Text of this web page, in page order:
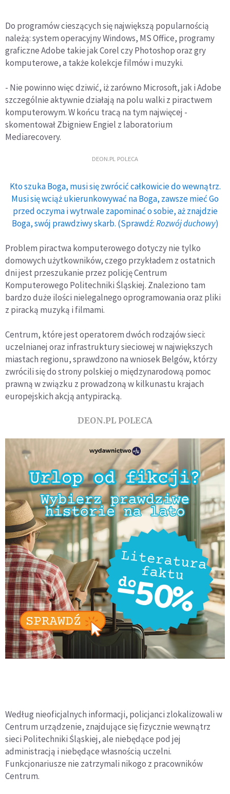
Do programów cieszących się największą popularnością
należą: system operacyjny Windows, MS Office, programy
graficzne Adobe takie jak Corel czy Photoshop oraz gry
komputerowe, a także kolekcje filmów i muzyki.
- Nie powinno więc dziwić, iż zarówno Microsoft, jak i Adobe
szczególnie aktywnie działają na polu walki z piractwem
komputerowym. W końcu tracą na tym najwięcej -
skomentował Zbigniew Engiel z laboratorium
Mediarecovery.
DEON.PL POLECA
Kto szuka Boga, musi się zwrócić całkowicie do wewnątrz.
Musi się wciąż ukierunkowywać na Boga, zawsze mieć Go
przed oczyma i wytrwale zapominać o sobie, aż znajdzie
Boga, swój prawdziwy skarb. (Sprawdź:Rozwój duchowy)
Problem piractwa komputerowego dotyczy nie tylko
domowych użytkowników, czego przykładem z ostatnich
dni jest przeszukanie przez policję Centrum
Komputerowego Politechniki Śląskiej. Znaleziono tam
bardzo duże ilości nielegalnego oprogramowania oraz pliki
z piracką muzyką i filmami.
Centrum, które jest operatorem dwóch rodzajów sieci:
uczelnianej oraz infrastruktury sieciowej w największych
miastach regionu, sprawdzono na wniosek Belgów, którzy
zwrócili się do strony polskiej o międzynarodową pomoc
prawną w związku z prowadzoną w kilkunastu krajach
europejskich akcją antypiracką.
DEON.PL POLECA
Według nieoficjalnych informacji, policjanci zlokalizowali w
Centrum urządzenie, znajdujące się fizycznie wewnątrz
sieci Politechniki Śląskiej, ale niebędące pod jej
administracją i niebędące własnością uczelni.
Funkcjonariusze nie zatrzymali nikogo z pracowników
Centrum.